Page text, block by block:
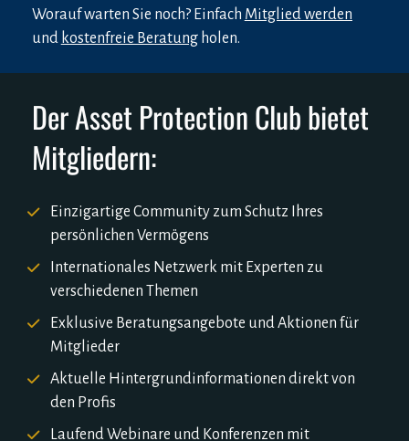
Worauf warten Sie noch? Einfach Mitglied werden
und kostenfreie Beratung holen.
Der Asset Protection Club bietet
Mitgliedern:
Einzigartige Community zum Schutz Ihres
persönlichen Vermögens
Internationales Netzwerk mit Experten zu
verschiedenen Themen
Exklusive Beratungsangebote und Aktionen für
Mitglieder
Aktuelle Hintergrundinformationen direkt von
den Profis
Laufend Webinare und Konferenzen mit